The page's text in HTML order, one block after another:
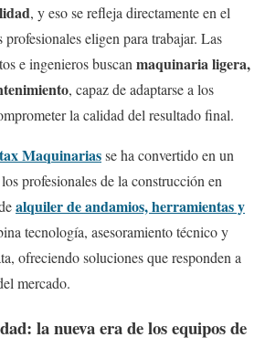
, y eso se refleja directamente en el
eligen para trabajar. Las
e ingenieros buscan maquinaria ligera,
, capaz de adaptarse a los
la calidad del resultado final.
Maquinariasse ha convertido en un
profesionales de la construcción en
alquiler de andamios, herramientas y
tecnología, asesoramiento técnico y
ofreciendo soluciones que responden a
mercado.
la nueva era de los equipos de